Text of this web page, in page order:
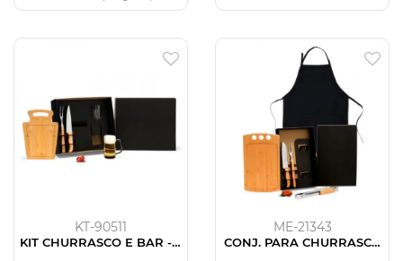
KT-90511
KIT CHURRASCO E BAR - 5
ME-21343
CONJ. PARA CHURRASCO